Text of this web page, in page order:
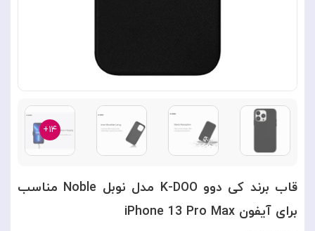
۱۴+
قاب برند کی دوو K-DOO مدل نوبل Noble مناسب
برای آیفون iPhone 13 Pro Max